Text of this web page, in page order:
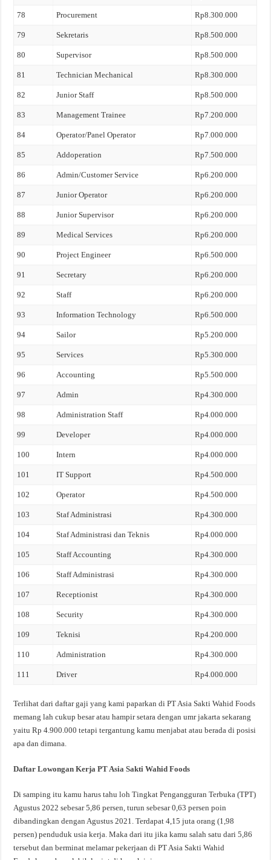
78 Procurement Rp8.300.000
79 Sekretaris Rp8.500.000
80 Supervisor Rp8.500.000
81 Technician Mechanical Rp8.300.000
82 Junior Staff Rp8.500.000
83 Management Trainee Rp7.200.000
84 Operator/Panel Operator Rp7.000.000
85 Addoperation Rp7.500.000
86 Admin/Customer Service Rp6.200.000
87 Junior Operator Rp6.200.000
88 Junior Supervisor Rp6.200.000
89 Medical Services Rp6.200.000
90 Project Engineer Rp6.500.000
91 Secretary Rp6.200.000
92 Staff Rp6.200.000
93 Information Technology Rp6.500.000
94 Sailor Rp5.200.000
95 Services Rp5.300.000
96 Accounting Rp5.500.000
97 Admin Rp4.300.000
98 Administration Staff Rp4.000.000
99 Developer Rp4.000.000
100 Intern Rp4.000.000
101 IT Support Rp4.500.000
102 Operator Rp4.500.000
103 Staf Administrasi Rp4.300.000
104 Staf Administrasi dan Teknis Rp4.000.000
105 Staff Accounting Rp4.300.000
106 Staff Administrasi Rp4.300.000
107 Receptionist Rp4.300.000
108 Security Rp4.300.000
109 Teknisi Rp4.200.000
110 Administration Rp4.300.000
111 Driver Rp4.000.000
Terlihat dari daftar gaji yang kami paparkan di PT Asia Sakti Wahid Foods
memang lah cukup besar atau hampir setara dengan umr jakarta sekarang
yaitu Rp 4.900.000 tetapi tergantung kamu menjabat atau berada di posisi
apa dan dimana.
Daftar Lowongan Kerja PT Asia Sakti Wahid Foods
Di samping itu kamu harus tahu loh Tingkat Pengangguran Terbuka (TPT)
Agustus 2022 sebesar 5,86 persen, turun sebesar 0,63 persen poin
dibandingkan dengan Agustus 2021. Terdapat 4,15 juta orang (1,98
persen) penduduk usia kerja. Maka dari itu jika kamu salah satu dari 5,86
tersebut dan berminat melamar pekerjaan di PT Asia Sakti Wahid